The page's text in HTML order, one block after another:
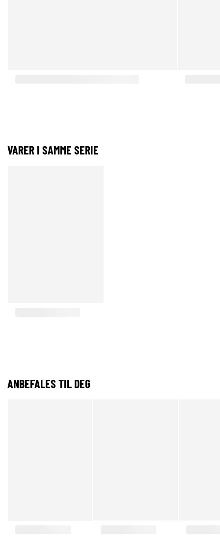
VARER I SAMME SERIE
ANBEFALES TIL DEG